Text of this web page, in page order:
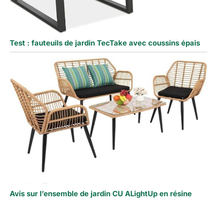
Test : fauteuils de jardin TecTake avec coussins épais
Avis sur l’ensemble de jardin CU ALightUp en résine